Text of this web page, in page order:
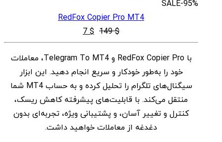
SALE-95%
RedFox Copier Pro MT4
$
149
قیمت
اصلی
$ 149
بود.
$
7 قیمت
فعلی
$ 7
است.
با RedFox Copier Pro و Telegram To MT4، معاملات
خود را به‌طور خودکار و سریع انجام دهید. این ابزار
سیگنال‌های تلگرام را تحلیل کرده و به حساب MT4 شما
منتقل می‌کند. با قابلیت‌های پیشرفته کاهش ریسک،
کنترل و تغییر آسان، و پشتیبانی ویژه، تجربه‌ای بدون
دغدغه از معاملات خواهید داشت.